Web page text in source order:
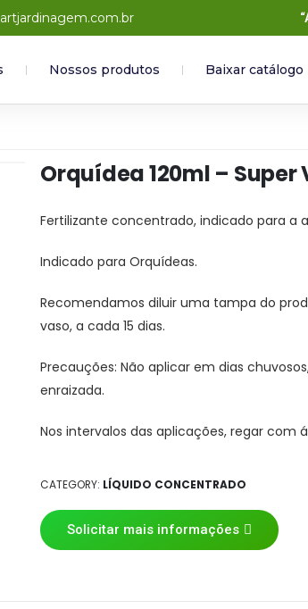
Nossos produtos Baixar catálogo
Orquídea 120ml – Super
Fertilizante concentrado, indicado para a
Indicado para Orquídeas.
Recomendamos diluir uma tampa do
vaso, a cada 15 dias.
Precauções: Não aplicar em dias
enraizada.
Nos intervalos das aplicações, regar com
CATEGORY: LÍQUIDO CONCENTRADO
Solicitar mais informações